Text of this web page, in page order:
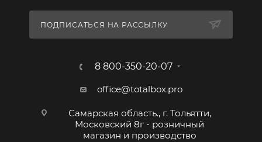
ПОДПИСАТЬСЯ НА РАССЫЛКУ
8 800-350-20-07
office@totalbox.pro
Самарская область., г. Тольятти,
Московский 8г - розничный
магазин и производство